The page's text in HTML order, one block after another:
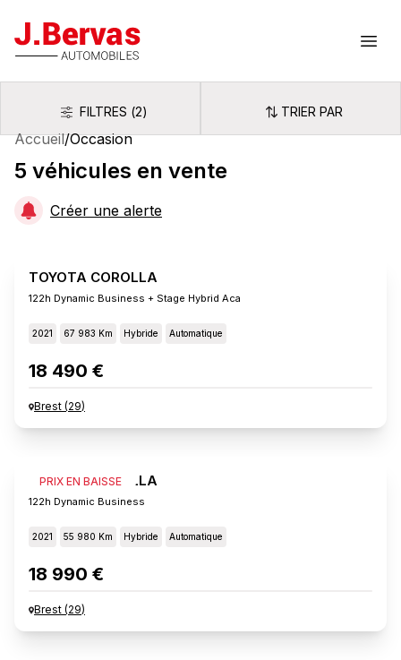
J.Bervas
FiltresFILTRES (2) Trier par
TRIER PAR
Accueil/Occasion
5 véhicules en vente
Créer une alerte
TOYOTA COROLLA
122h Dynamic Business + Stage Hybrid Aca
2021 67 983 Km Hybride Automatique
18 490 €
Brest (29)
PRIX EN BAISSE
TOYOTA COROLLA
122h Dynamic Business
2021 55 980 Km Hybride Automatique
18 990 €
Brest (29)